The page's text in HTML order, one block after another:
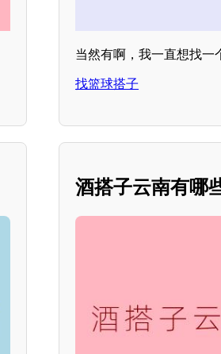
当然有啊，我一直想找一
找篮球搭子
酒搭子云南有哪